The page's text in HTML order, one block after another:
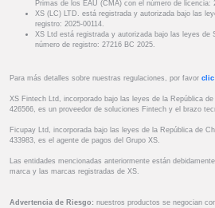
Primas de los EAU (CMA) con el número de licencia:
XS (LC) LTD. está registrada y autorizada bajo las
registro: 2025-00114.
XS Ltd está registrada y autorizada bajo las leyes de
número de registro: 27216 BC 2025.
Para más detalles sobre nuestras regulaciones, por favor clic
XS Fintech Ltd, incorporado bajo las leyes de la República
426566, es un proveedor de soluciones Fintech y el brazo
Ficupay Ltd, incorporada bajo las leyes de la República de
433983, es el agente de pagos del Grupo XS.
Las entidades mencionadas anteriormente están
marca y las marcas registradas de XS.
Advertencia de Riesgo: nuestros productos se negocian